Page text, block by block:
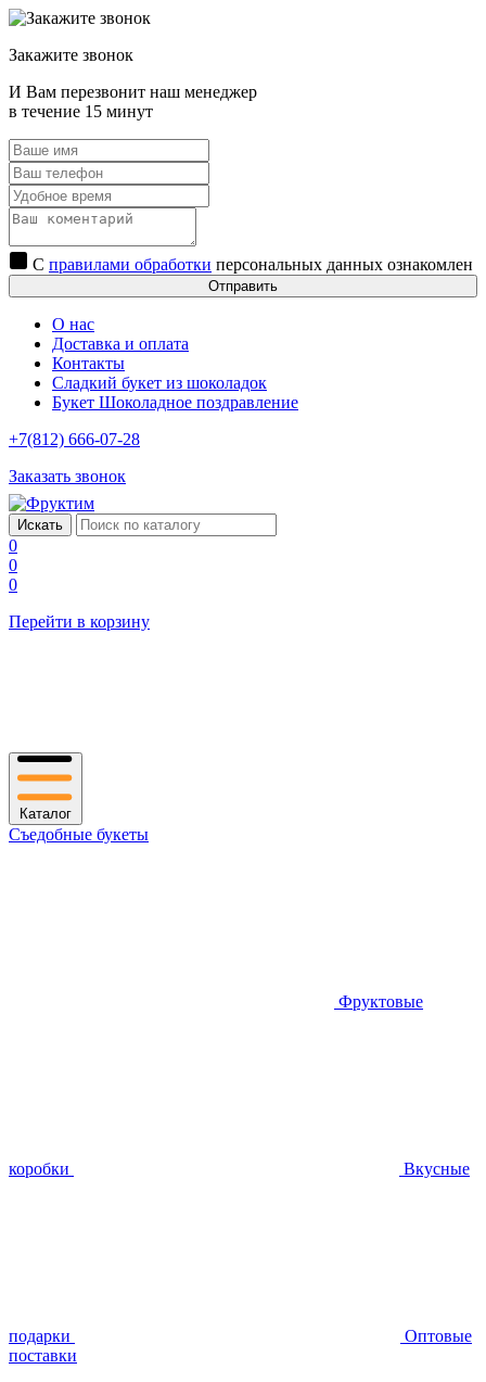
Закажите звонок
И Вам перезвонит наш менеджер
в течение 15 минут
С правилами обработки персональных данных ознакомлен
Отправить
О нас
Доставка и оплата
Контакты
Сладкий букет из шоколадок
Букет Шоколадное поздравление
+7(812) 666-07-28
Заказать звонок
0
0
0
Перейти в корзину
Каталог
Съедобные букеты
Фруктовые
коробки Вкусные
подарки
Оптовые
поставки